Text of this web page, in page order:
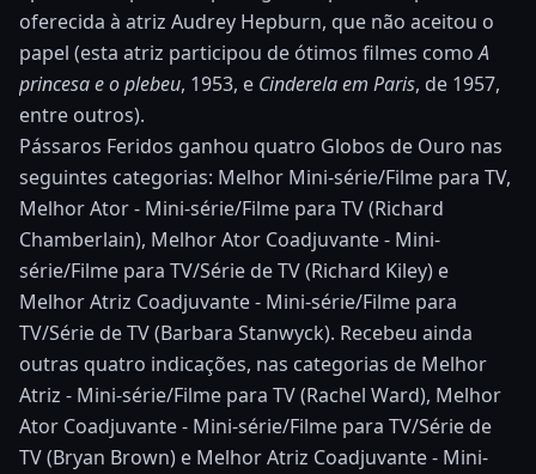
oferecida à atriz Audrey Hepburn, que não aceitou o
papel (esta atriz participou de ótimos filmes comoA
princesa e o plebeu, 1953, e Cinderela em Paris, de 1957,
entre outros).
Pássaros Feridos ganhou quatro Globos de Ouro nas
seguintes categorias: Melhor Mini-série/Filme para TV,
Melhor Ator - Mini-série/Filme para TV (Richard
Chamberlain), Melhor Ator Coadjuvante - Mini-
série/Filme para TV/Série de TV (Richard Kiley) e
Melhor Atriz Coadjuvante - Mini-série/Filme para
TV/Série de TV (Barbara Stanwyck). Recebeu ainda
outras quatro indicações, nas categorias de Melhor
Atriz - Mini-série/Filme para TV (Rachel Ward), Melhor
Ator Coadjuvante - Mini-série/Filme para TV/Série de
TV (Bryan Brown) e Melhor Atriz Coadjuvante - Mini-